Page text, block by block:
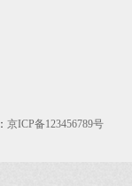
京ICP备123456789号